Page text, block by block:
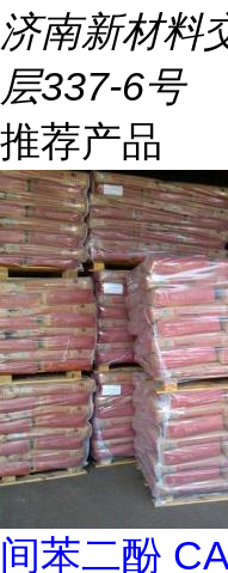
济南新材料
层337-6号
推荐产品
间苯二酚